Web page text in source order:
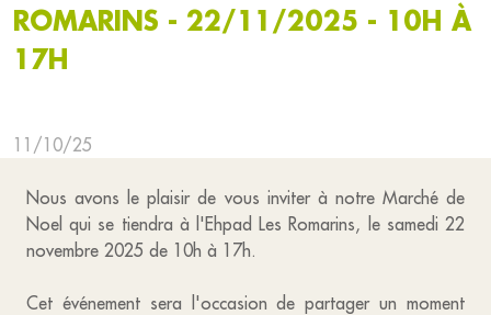
ROMARINS - 22/11/2025 - 10H À
17H
11/10/25
Nous avons le plaisir de vous inviter à notre Marché de
Noel qui se tiendra à l'Ehpad Les Romarins, le samedi 22
novembre 2025 de 10h à 17h.
Cet événement sera l'occasion de partager un moment